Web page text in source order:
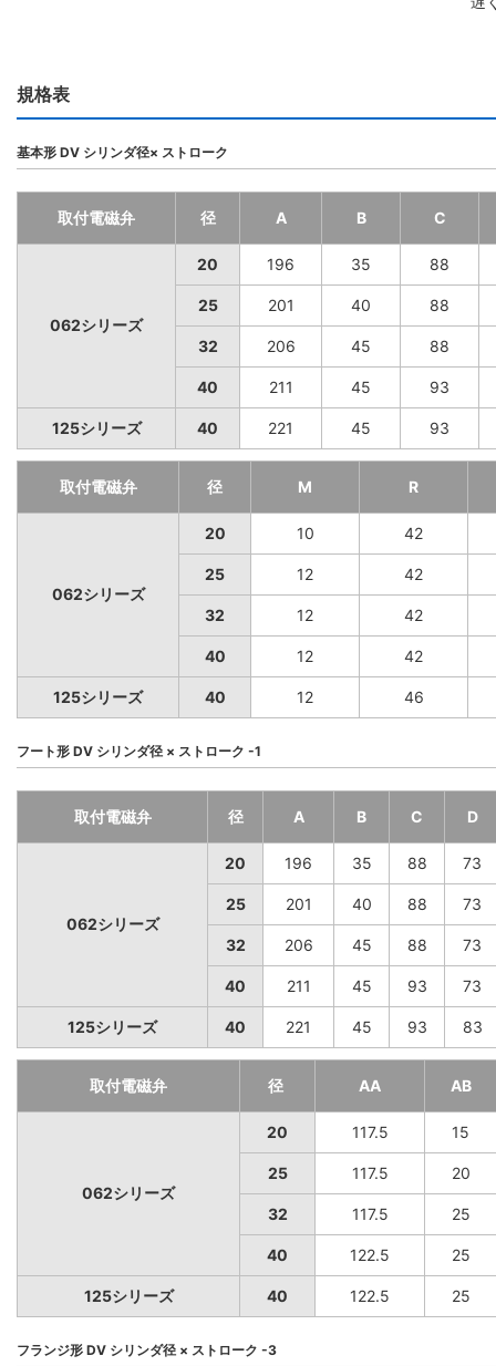
規格表
基本形 DV シリンダ径× ストローク
取付電磁弁 径 A B C
062シリーズ
20 196 35 88
25 201 40 88
32 206 45 88
40 211 45 93
125シリーズ 40 221 45 93
取付電磁弁 径 M R
062シリーズ
20 10 42
25 12 42
32 12 42
40 12 42
125シリーズ 40 12 46
フート形 DV シリンダ径 × ストローク -1
取付電磁弁 径 A B C D
062シリーズ
20 196 35 88 73
25 201 40 88 73
32 206 45 88 73
40 211 45 93 73
125シリーズ 40 221 45 93 83
取付電磁弁 径 AA AB
062シリーズ
20 117.5 15
25 117.5 20
32 117.5 25
40 122.5 25
125シリーズ 40 122.5 25
フランジ形 DV シリンダ径 × ストローク -3